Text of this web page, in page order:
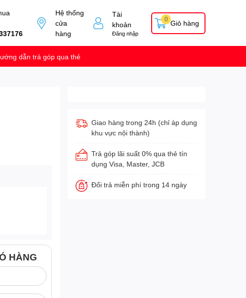
Hệ thống
cửa
hàng
Tài
khoản
Đăng nhập
Giỏ hàng
0
dẫn trả góp qua thẻ
HÀNG
Giao hàng trong 24h (chỉ áp dụng
khu vực nội thành)
Trả góp lãi suất 0% qua thẻ tín
dụng Visa, Master, JCB
Đổi trả miễn phí trong 14 ngày